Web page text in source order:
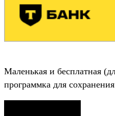
Маленькая и бесплатная
программка для